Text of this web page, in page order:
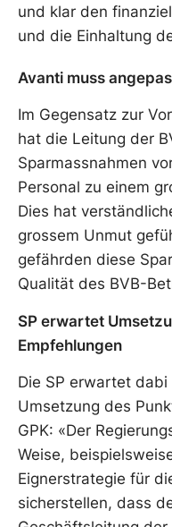
und klar den
und die Einhaltung
Avanti muss
Im Gegensatz zur
hat die Leitung der
Sparmassnahmen
Personal zu einem
Dies hat
grossem Unmut
gefährden diese
Qualität des BVB-
SP erwartet
Empfehlungen
Die SP erwartet
Umsetzung des
GPK: «Der
Weise,
Eignerstrategie für
sicherstellen, dass